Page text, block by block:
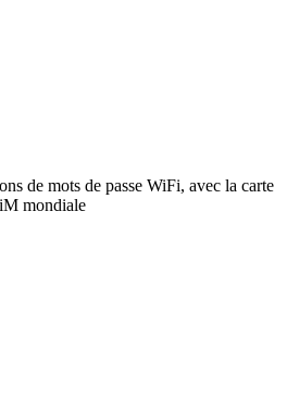
de mots de passe WiFi, avec la carte
mondiale